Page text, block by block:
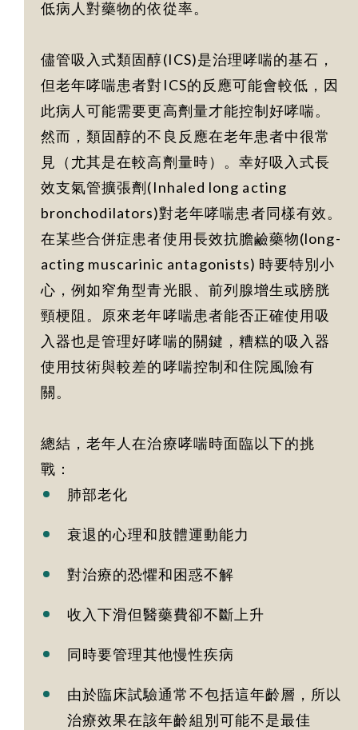
低病人對藥物的依從率。
儘管吸入式類固醇(ICS)是治理哮喘的基石，
但老年哮喘患者對ICS的反應可能會較低，因
此病人可能需要更高劑量才能控制好哮喘。
然而，類固醇的不良反應在老年患者中很常
見（尤其是在較高劑量時）。幸好吸入式長
效支氣管擴張劑(Inhaled long acting
bronchodilators)對老年哮喘患者同樣有效。
在某些合併症患者使用長效抗膽鹼藥物(long-
acting muscarinic antagonists) 時要特別小
心，例如窄角型青光眼、前列腺增生或膀胱
頸梗阻。原來老年哮喘患者能否正確使用吸
入器也是管理好哮喘的關鍵，糟糕的吸入器
使用技術與較差的哮喘控制和住院風險有
關。
總結，老年人在治療哮喘時面臨以下的挑
戰：
肺部老化
衰退的心理和肢體運動能力
對治療的恐懼和困惑不解
收入下滑但醫藥費卻不斷上升
同時要管理其他慢性疾病
由於臨床試驗通常不包括這年齡層，所以
治療效果在該年齡組別可能不是最佳